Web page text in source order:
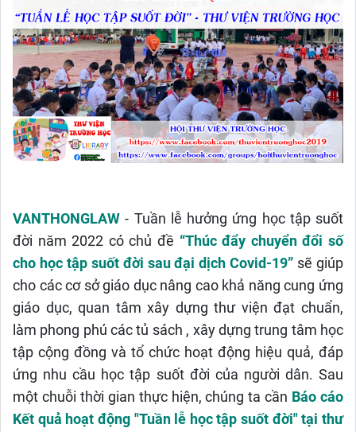
VANTHONGLAW - Tuần lễ hưởng ứng học tập suốt
đời năm 2022 có chủ đề “Thúc đẩy chuyển đổi số
cho học tập suốt đời sau đại dịch Covid-19” sẽ giúp
cho các cơ sở giáo dục nâng cao khả năng cung ứng
giáo dục, quan tâm xây dựng thư viện đạt chuẩn,
làm phong phú các tủ sách , xây dựng trung tâm học
tập cộng đồng và tổ chức hoạt động hiệu quả, đáp
ứng nhu cầu học tập suốt đời của người dân. Sau
một chuỗi thời gian thực hiện, chúng ta cần Báo cáo
Kết quả hoạt động "Tuần lễ học tập suốt đời" tại thư